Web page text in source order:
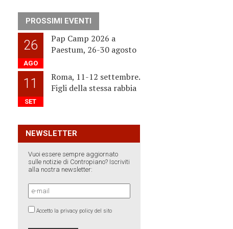
PROSSIMI EVENTI
26
AGO
Pap Camp 2026 a
Paestum, 26-30 agosto
11
SET
Roma, 11-12 settembre.
Figli della stessa rabbia
NEWSLETTER
Vuoi essere sempre aggiornato
sulle notizie di Contropiano? Iscriviti
alla nostra newsletter:
Accetto la privacy policy del sito